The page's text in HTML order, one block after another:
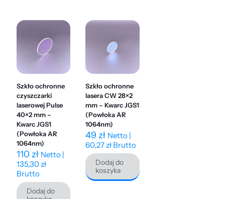
Szkło ochronne
czyszczarki
laserowej Pulse
40×2 mm –
Kwarc JGS1
(Powłoka AR
1064nm)
110 zł Netto |
135,30zł
Brutto
Dodaj do
Szkło ochronne
lasera CW 28×2
mm – Kwarc JGS1
(Powłoka AR
1064nm)
49 zł Netto |
60,27zł Brutto
Dodaj do
koszyka